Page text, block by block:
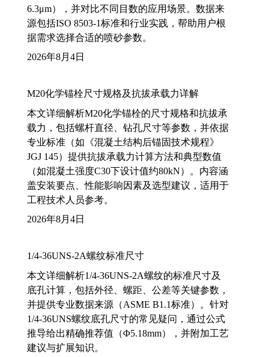
6.3μm），并对比不同目数的应用场景。数据来
源包括ISO 8503-1标准和行业实践，帮助用户根
据需求选择合适的喷砂参数。
2026年8月4日
M20化学锚栓尺寸规格及抗拔承载力详解
本文详细解析M20化学锚栓的尺寸规格和抗拔承
载力，包括螺杆直径、钻孔尺寸等参数，并依据
专业标准（如《混凝土结构后锚固技术规程》
JGJ 145）提供抗拔承载力计算方法和典型数值
（如混凝土强度C30下设计值约80kN）。内容涵
盖安装要点、性能影响因素及选型建议，适用于
工程技术人员参考。
2026年8月4日
1/4-36UNS-2A螺纹标准尺寸
本文详细解析1/4-36UNS-2A螺纹的标准尺寸及
底孔计算，包括外径、螺距、公差等关键参数，
并提供专业数据来源（ASME B1.1标准）。针对
1/4-36UNS螺纹底孔尺寸的常见疑问，通过公式
推导给出精确推荐值（Φ5.18mm），并附加工艺
建议与扩展知识。